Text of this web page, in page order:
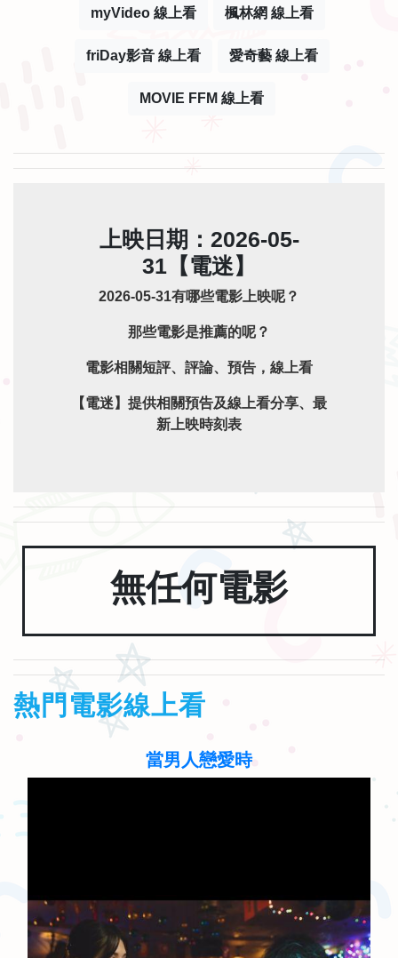
myVideo 線上看 楓林網 線上看
friDay影音 線上看 愛奇藝 線上看
MOVIE FFM 線上看
上映日期：2026-05-
31【電迷】
2026-05-31有哪些電影上映呢？
那些電影是推薦的呢？
電影相關短評、評論、預告，線上看
【電迷】提供相關預告及線上看分享、最
新上映時刻表
無任何電影
熱門電影線上看
當男人戀愛時